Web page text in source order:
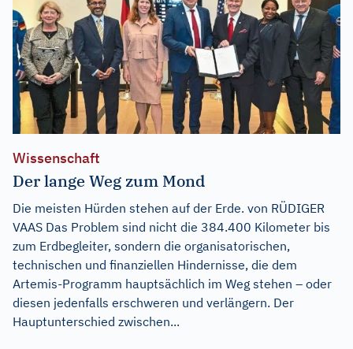
Wissenschaft
Der lange Weg zum Mond
Die meisten Hürden stehen auf der Erde. von RÜDIGER
VAAS Das Problem sind nicht die 384.400 Kilometer bis
zum Erdbegleiter, sondern die organisatorischen,
technischen und finanziellen Hindernisse, die dem
Artemis-Programm hauptsächlich im Weg stehen – oder
diesen jedenfalls erschweren und verlängern. Der
Hauptunterschied zwischen...